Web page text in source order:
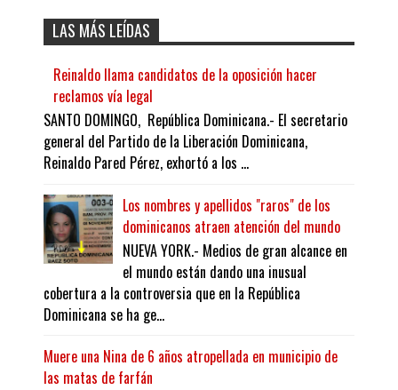
LAS MÁS LEÍDAS
Reinaldo llama candidatos de la oposición hacer
reclamos vía legal
SANTO DOMINGO, República Dominicana.- El secretario
general del Partido de la Liberación Dominicana,
Reinaldo Pared Pérez, exhortó a los ...
Los nombres y apellidos "raros" de los
dominicanos atraen atención del mundo
NUEVA YORK.- Medios de gran alcance en
el mundo están dando una inusual
cobertura a la controversia que en la República
Dominicana se ha ge...
Muere una Nina de 6 años atropellada en municipio de
las matas de farfán